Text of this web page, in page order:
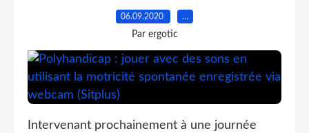
06.09.2020 …
Par ergotic
Intervenant prochainement à une journée